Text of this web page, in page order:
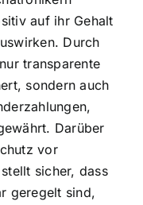
auf ihr Gehalt
Durch
transparente
sondern auch
Darüber
vor
sicher, dass
geregelt sind,